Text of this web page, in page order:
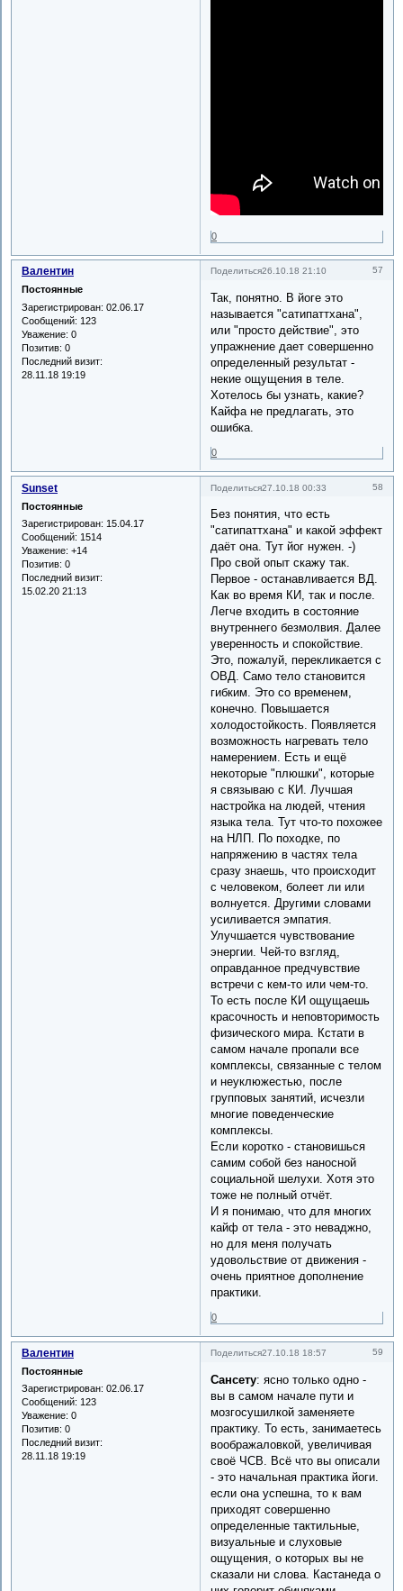
0
Поделиться 57
26.10.18 21:10
Валентин
Постоянные
Зарегистрирован: 02.06.17
Сообщений: 123
Уважение: 0
Позитив: 0
Последний визит:
28.11.18 19:19
Так, понятно. В йоге это
называется "сатипаттхана",
или "просто действие", это
упражнение дает совершенно
определенный результат -
некие ощущения в теле.
Хотелось бы узнать, какие?
Кайфа не предлагать, это
ошибка.
0
Поделиться 58
27.10.18 00:33
Sunset
Постоянные
Зарегистрирован: 15.04.17
Сообщений: 1514
Уважение: +14
Позитив: 0
Последний визит:
15.02.20 21:13
Без понятия, что есть
"сатипаттхана" и какой эффект
даёт она. Тут йог нужен. -)
Про свой опыт скажу так.
Первое - останавливается ВД.
Как во время КИ, так и после.
Легче входить в состояние
внутреннего безмолвия. Далее
уверенность и спокойствие.
Это, пожалуй, перекликается с
ОВД. Само тело становится
гибким. Это со временем,
конечно. Повышается
холодостойкость. Появляется
возможность нагревать тело
намерением. Есть и ещё
некоторые "плюшки", которые
я связываю с КИ. Лучшая
настройка на людей, чтения
языка тела. Тут что-то похожее
на НЛП. По походке, по
напряжению в частях тела
сразу знаешь, что происходит
с человеком, болеет ли или
волнуется. Другими словами
усиливается эмпатия.
Улучшается чувствование
энергии. Чей-то взгляд,
оправданное предчувствие
встречи с кем-то или чем-то.
То есть после КИ ощущаешь
красочность и неповторимость
физического мира. Кстати в
самом начале пропали все
комплексы, связанные с телом
и неуклюжестью, после
групповых занятий, исчезли
многие поведенческие
комплексы.
Если коротко - становишься
самим собой без наносной
социальной шелухи. Хотя это
тоже не полный отчёт.
И я понимаю, что для многих
кайф от тела - это неваджно,
но для меня получать
удовольствие от движения -
очень приятное дополнение
практики.
0
Поделиться 59
27.10.18 18:57
Валентин
Постоянные
Зарегистрирован: 02.06.17
Сообщений: 123
Уважение: 0
Позитив: 0
Последний визит:
28.11.18 19:19
Сансету: ясно только одно -
вы в самом начале пути и
мозгосушилкой заменяете
практику. То есть, занимаетесь
воображаловкой, увеличивая
своё ЧСВ. Всё что вы описали
- это начальная практика йоги.
если она успешна, то к вам
приходят совершенно
определенные тактильные,
визуальные и слуховые
ощущения, о которых вы не
сказали ни слова. Кастанеда о